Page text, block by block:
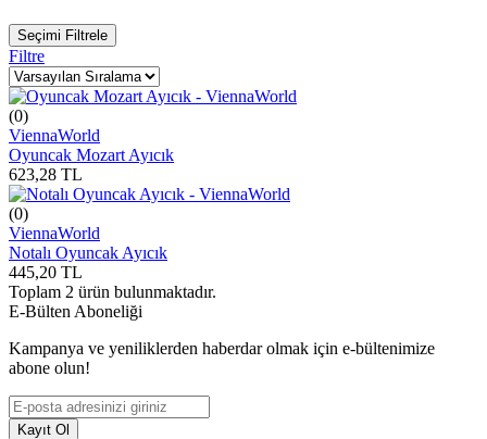
Seçimi Filtrele
Filtre
(0)
ViennaWorld
Oyuncak Mozart Ayıcık
623,28 TL
(0)
ViennaWorld
Notalı Oyuncak Ayıcık
445,20 TL
Toplam 2 ürün bulunmaktadır.
E-Bülten Aboneliği
Kampanya ve yeniliklerden haberdar olmak için e-bültenimize
abone olun!
Kayıt Ol